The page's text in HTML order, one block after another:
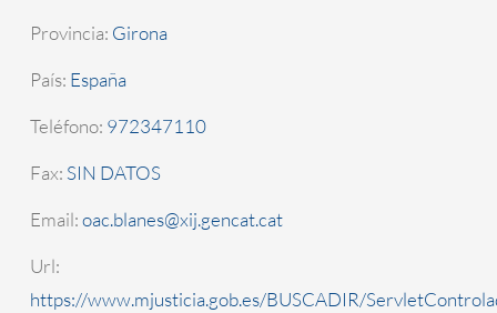
Provincia: Girona
País: España
Teléfono: 972347110
Fax: SIN DATOS
Email:oac.blanes@xij.gencat.cat
Url:
https://www.mjusticia.gob.es/BUSCADIR/